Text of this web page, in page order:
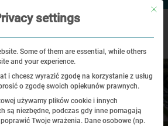
Mit
settings
Some of them are essential, while others
and your experience.
i chcesz wyrazić zgodę na korzystanie z usług
o zgodę swoich opiekunów prawnych.
używamy plików cookie i innych
są niezbędne, podczas gdy inne pomagają
Twoje wrażenia. Dane osobowe (np.